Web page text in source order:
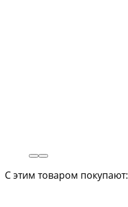
С этим товаром покупают: